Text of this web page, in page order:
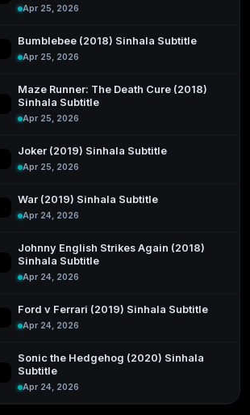
Apr 25, 2026
Bumblebee (2018) Sinhala Subtitle
Apr 25, 2026
Maze Runner: The Death Cure (2018)
Sinhala Subtitle
Apr 25, 2026
Joker (2019) Sinhala Subtitle
Apr 25, 2026
War (2019) Sinhala Subtitle
Apr 24, 2026
Johnny English Strikes Again (2018)
Sinhala Subtitle
Apr 24, 2026
Ford v Ferrari (2019) Sinhala Subtitle
Apr 24, 2026
Sonic the Hedgehog (2020) Sinhala
Subtitle
Apr 24, 2026